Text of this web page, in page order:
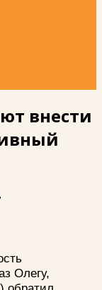
внести
,
Олегу,